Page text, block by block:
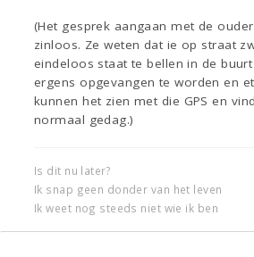
(Het gesprek aangaan met de
zinloos. Ze weten dat ie op straat
eindeloos staat te bellen in de
ergens opgevangen te worden en
kunnen het zien met die GPS en
normaal gedag.)
Is dit nu later?
Ik snap geen donder van het leven
Ik weet nog steeds niet wie ik ben